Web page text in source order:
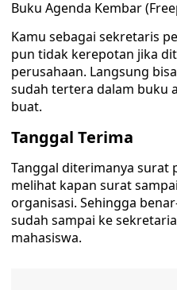
Buku Agenda Kembar
Kamu sebagai sekretaris
pun tidak kerepotan jika
perusahaan. Langsung
sudah tertera dalam buku
buat.
Tanggal Terima
Tanggal diterimanya surat
melihat kapan surat
organisasi. Sehingga
sudah sampai ke
mahasiswa.